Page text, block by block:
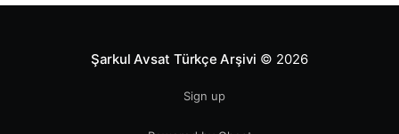
Şarkul Avsat Türkçe Arşivi © 2026
Sign up